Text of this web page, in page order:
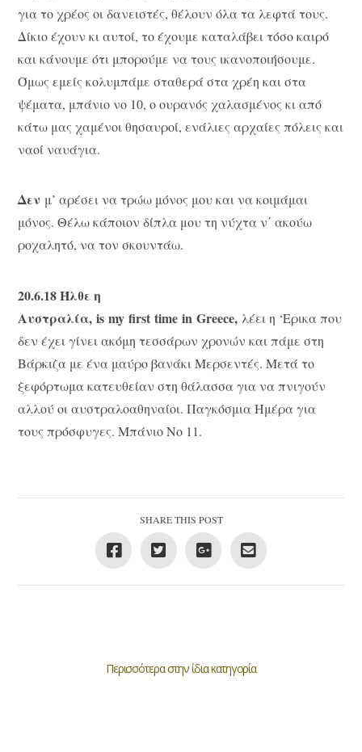
για το χρέος οι δανειστές, θέλουν όλα τα λεφτά τους.
Δίκιο έχουν κι αυτοί, το έχουμε καταλάβει τόσο καιρό
και κάνουμε ότι μπορούμε να τους ικανοποιήσουμε.
Όμως εμείς κολυμπάμε σταθερά στα χρέη και στα
ψέματα, μπάνιο νο 10, ο ουρανός χαλασμένος κι από
κάτω μας χαμένοι θησαυροί, ενάλιες αρχαίες πόλεις και
ναοί ναυάγια.
Δεν μ’ αρέσει να τρώω μόνος μου και να κοιμάμαι
μόνος. Θέλω κάποιον δίπλα μου τη νύχτα ν΄ ακούω
ροχαλητό, να τον σκουντάω.
20.6.18 Ήλθε η
Αυστραλία,is my first time in Greece, λέει η ‘Ερικα που
δεν έχει γίνει ακόμη τεσσάρων χρονών και πάμε στη
Βάρκιζα με ένα μαύρο βανάκι Μερσεντές. Μετά το
ξεφόρτωμα κατευθείαν στη θάλασσα για να πνιγούν
αλλού οι αυστραλοαθηναίοι. Παγκόσμια Ημέρα για
τους πρόσφυγες. Μπάνιο Νο 11.
SHARE THIS POST
Περισσότερα στην ίδια κατηγορία